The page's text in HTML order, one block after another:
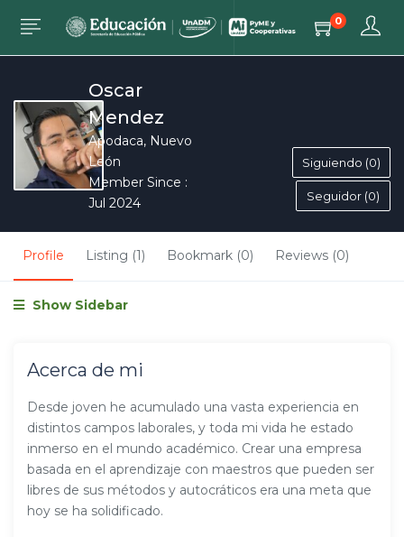
0
Oscar
Mendez
Apodaca, Nuevo
León
Member Since :
Jul 2024
Siguiendo (0)
Seguidor (0)
Profile Listing (1) Bookmark (0) Reviews (0)
Show Sidebar
Acerca de mi
Desde joven he acumulado una vasta experiencia en
distintos campos laborales, y toda mi vida he estado
inmerso en el mundo académico. Crear una empresa
basada en el aprendizaje con maestros que pueden ser
libres de sus métodos y autocráticos era una meta que
hoy se ha solidificado.